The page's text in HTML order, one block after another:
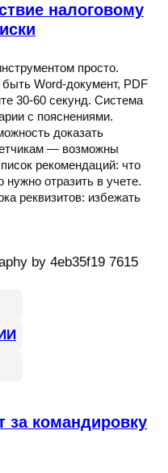
налоговому
просто.
Word-документ, PDF
30-60 секунд. Система
с пояснениями.
доказать
— возможны
рекомендаций: что
нужно отразить в учете.
реквизитов: избежать
за командировку